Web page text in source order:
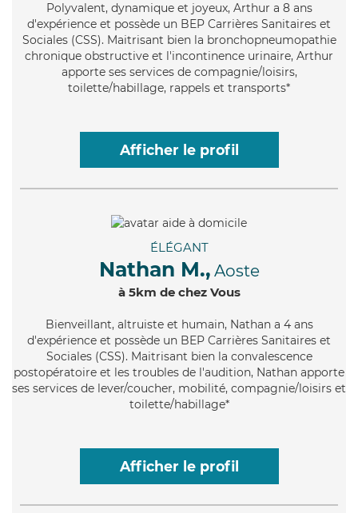
Polyvalent, dynamique et joyeux, Arthur a 8 ans
d'expérience et possède un BEP Carrières Sanitaires et
Sociales (CSS). Maitrisant bien la bronchopneumopathie
chronique obstructive et l'incontinence urinaire, Arthur
apporte ses services de compagnie/loisirs,
toilette/habillage, rappels et transports*
Afficher le profil
ÉLÉGANT
Nathan M., Aoste
à 5km de chez Vous
Bienveillant, altruiste et humain, Nathan a 4 ans
d'expérience et possède un BEP Carrières Sanitaires et
Sociales (CSS). Maitrisant bien la convalescence
postopératoire et les troubles de l'audition, Nathan apporte
ses services de lever/coucher, mobilité, compagnie/loisirs et
toilette/habillage*
Afficher le profil